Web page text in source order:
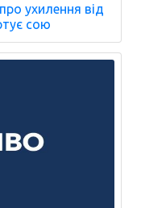
ухилення від
сою